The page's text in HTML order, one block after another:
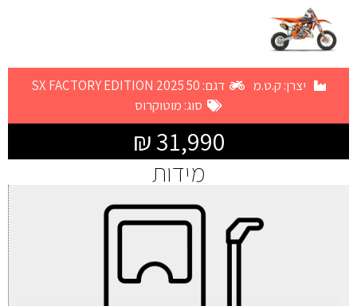
יצרן:ק.ט.מ
דגם: 50 SX FACTORY EDITION 2025
סוג: מוטוקרוס
31,990 ₪
מידות